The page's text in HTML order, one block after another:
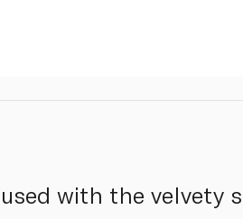
with the velvety